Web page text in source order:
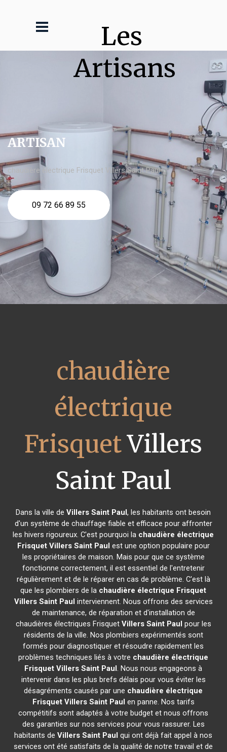
Les
Artisans
ARTISAN
chaudière électrique Frisquet Villers Saint Paul
09 72 66 89 55
chaudière
électrique
FrisquetVillers
Saint Paul
Dans la ville deVillers Saint Paul, les habitants ont besoin
d'un système de chauffage fiable et efficace pour affronter
les hivers rigoureux. C'est pourquoi la chaudière électrique
Frisquet Villers Saint Paul est une option populaire pour
les propriétaires de maison. Mais pour que ce système
fonctionne correctement, il est essentiel de l'entretenir
régulièrement et de le réparer en cas de problème. C'est là
que les plombiers de la chaudière électrique Frisquet
Villers Saint Paul interviennent. Nous offrons des services
de maintenance, de réparation et d'installation de
chaudières électriques Frisquet Villers Saint Paul pour les
résidents de la ville. Nos plombiers expérimentés sont
formés pour diagnostiquer et résoudre rapidement les
problèmes techniques liés à votre chaudière électrique
Frisquet Villers Saint Paul. Nous nous engageons à
intervenir dans les plus brefs délais pour vous éviter les
désagréments causés par une chaudière électrique
Frisquet Villers Saint Paul en panne. Nos tarifs
compétitifs sont adaptés à votre budget et nous offrons
des garanties sur nos services pour vous rassurer. Les
habitants deVillers Saint Paul qui ont déjà fait appel à nos
services ont été satisfaits de la qualité de notre travail et de